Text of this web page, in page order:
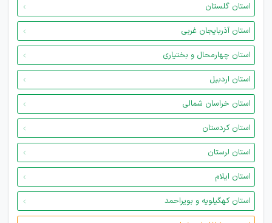
استان گلستان
استان آذربایجان غربی
استان چهارمحال و بختیاری
استان اردبیل
استان خراسان شمالی
استان کردستان
استان لرستان
استان ایلام
استان کهگیلویه و بویراحمد